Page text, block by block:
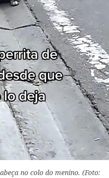
no colo do menino. (Foto: